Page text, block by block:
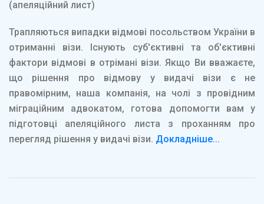
Трапляються випадки відмові посольством України в
отриманні візи. Існують суб'єктивні та об'єктивні
фактори відмові в отрімані візи. Якщо Ви вважаєте,
що рішення про відмову у видачі візи є не
правомірним, наша компанія, на чолі з провідним
міграційним адвокатом, готова допомогти вам у
підготовці апеляційного листа з проханням про
перегляд рішення у видачі візи. Докладніше...